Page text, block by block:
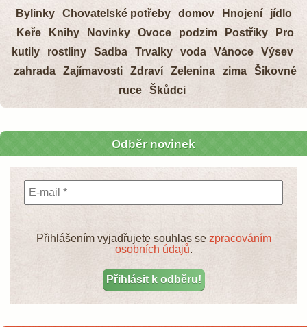
Bylinky Chovatelské potřeby domov Hnojení
jídlo
Keře
Knihy Novinky Ovoce podzim Postřiky
Pro
kutily
rostliny Sadba Trvalky voda Vánoce
Výsev
zahrada
Zajímavosti Zdraví Zelenina zima
Šikovné
ruce
Škůdci
Odběr novinek
Přihlášením vyjadřujete souhlas se zpracováním
osobních údajů.